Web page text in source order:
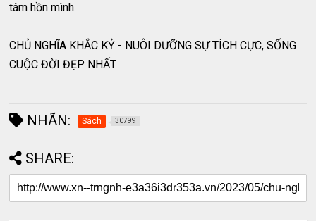
tâm hồn mình.
CHỦ NGHĨA KHẮC KỶ - NUÔI DƯỠNG SỰ TÍCH CỰC, SỐNG
CUỘC ĐỜI ĐẸP NHẤT
NHÃN: Sách 30799
SHARE: